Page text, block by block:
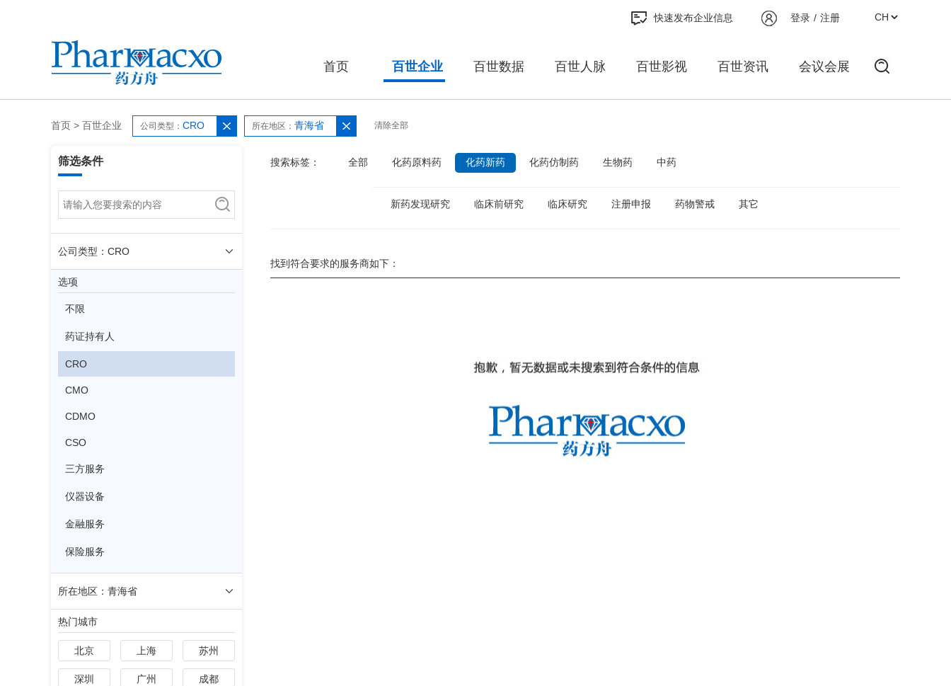
登录 / 注册
快速发布企业信息
首页 百世企业 百世数据 百世人脉 百世影视 百世资讯 会议会展
首页 > 百世企业 公司类型： CRO 所在地区： 青海省 清除全部
筛选条件
公司类型：CRO
选项
不限
药证持有人
CRO
CMO
CDMO
CSO
三方服务
仪器设备
金融服务
保险服务
所在地区：青海省
热门城市
北京 上海 苏州
深圳 广州 成都
搜索标签： 全部 化药原料药 化药新药 化药仿制药 生物药 中药
新药发现研究 临床前研究 临床研究 注册申报 药物警戒 其它
找到符合要求的服务商如下：